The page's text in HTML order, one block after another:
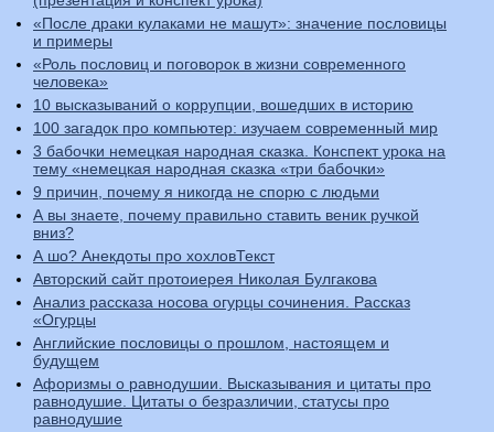
«После драки кулаками не машут»: значение пословицы
и примеры
«Роль пословиц и поговорок в жизни современного
человека»
10 высказываний о коррупции, вошедших в историю
100 загадок про компьютер: изучаем современный мир
3 бабочки немецкая народная сказка. Конспект урока на
тему «немецкая народная сказка «три бабочки»
9 причин, почему я никогда не спорю с людьми
А вы знаете, почему правильно ставить веник ручкой
вниз?
А шо? Анекдоты про хохловТекст
Авторский сайт протоиерея Николая Булгакова
Анализ рассказа носова огурцы сочинения. Рассказ
«Огурцы
Английские пословицы о прошлом, настоящем и
будущем
Афоризмы о равнодушии. Высказывания и цитаты про
равнодушие. Цитаты о безразличии, статусы про
равнодушие